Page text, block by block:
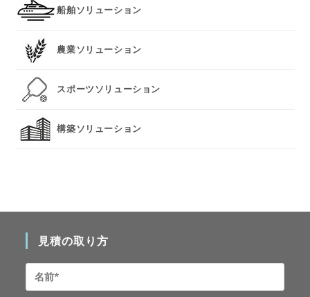
船舶ソリューション
農業ソリューション
スポーツソリューション
構築ソリューション
見積の取り方